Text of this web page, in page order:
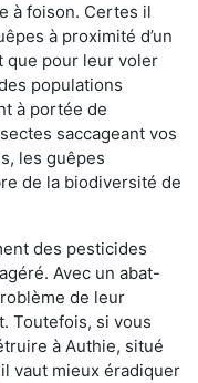
à foison. Certes il
à proximité d’un
que pour leur voler
populations
à portée de
saccageant vos
les guêpes
de la biodiversité de
des pesticides
Avec un abat-
de leur
Toutefois, si vous
à Authie, situé
vaut mieux éradiquer